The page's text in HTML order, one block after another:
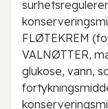
FLØTEKREM
VALNØTTER,
glukose, vann,